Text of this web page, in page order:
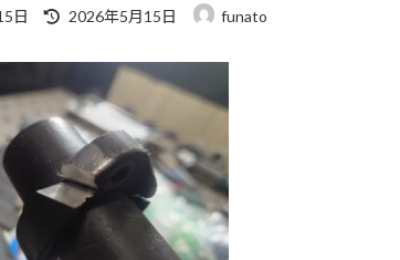
日
最
日
時
:
2026年5月15日 funato